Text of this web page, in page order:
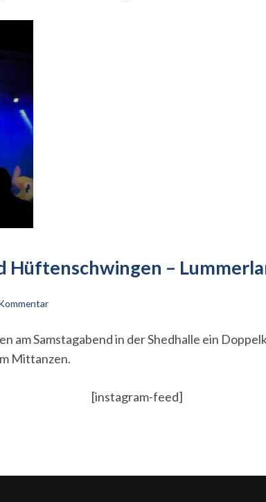
Hüftenschwingen –
zu
Moshpiten
und
Lummerland
am Samstagabend in der Shedhalle ein
Mittanzen.
[instagram-feed]